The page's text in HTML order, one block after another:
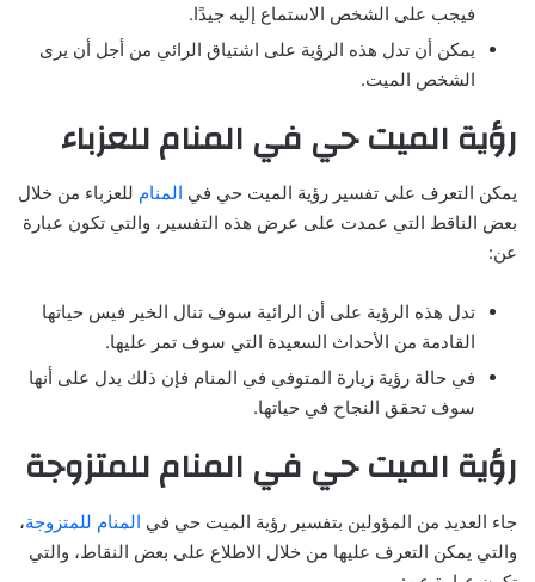
فيجب على الشخص الاستماع إليه جيدًا.
يمكن أن تدل هذه الرؤية على اشتياق الرائي من أجل أن يرى
الشخص الميت.
رؤية الميت حي في المنام للعزباء
يمكن التعرف على تفسير رؤية الميت حي في المنام للعزباء من خلال
بعض الناقط التي عمدت على عرض هذه التفسير، والتي تكون عبارة
عن:
تدل هذه الرؤية على أن الرائية سوف تنال الخير فيس حياتها
القادمة من الأحداث السعيدة التي سوف تمر عليها.
في حالة رؤية زيارة المتوفي في المنام فإن ذلك يدل على أنها
سوف تحقق النجاح في حياتها.
رؤية الميت حي في المنام للمتزوجة
جاء العديد من المؤولين بتفسير رؤية الميت حي في المنام للمتزوجة،
والتي يمكن التعرف عليها من خلال الاطلاع على بعض النقاط، والتي